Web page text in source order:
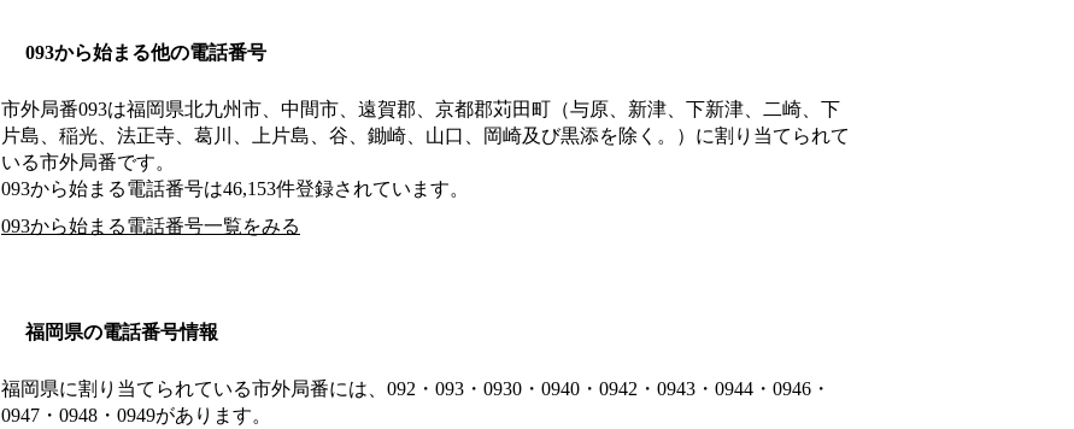
093から始まる他の電話番号
市外局番093は福岡県北九州市、中間市、遠賀郡、京都郡苅田町（与原、新津、下新津、二崎、下
片島、稲光、法正寺、葛川、上片島、谷、鋤崎、山口、岡崎及び黒添を除く。） に割り当てられて
いる市外局番です。
093から始まる電話番号は46,153件登録されています。
093から始まる電話番号一覧をみる
福岡県の電話番号情報
福岡県に割り当てられている市外局番には、092・093・0930・0940・0942・0943・0944・0946・
0947・0948・0949があります。